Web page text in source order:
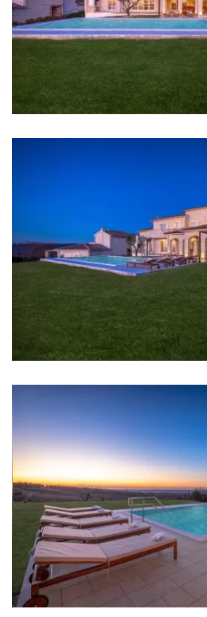
Restoran: 6,8 km
Centar grada: 12 km
Trgovina: 1 km
Zračna luka: Pula Airport 35 km
Sobe
Soba 1: Bračni krevet: 1
Soba 2: Bračni krevet: 1
Soba 3: Bračni krevet: 1
Soba 4: Bračni krevet: 1
Klima u svakoj sobi
Krevetić za bebu
Posteljina